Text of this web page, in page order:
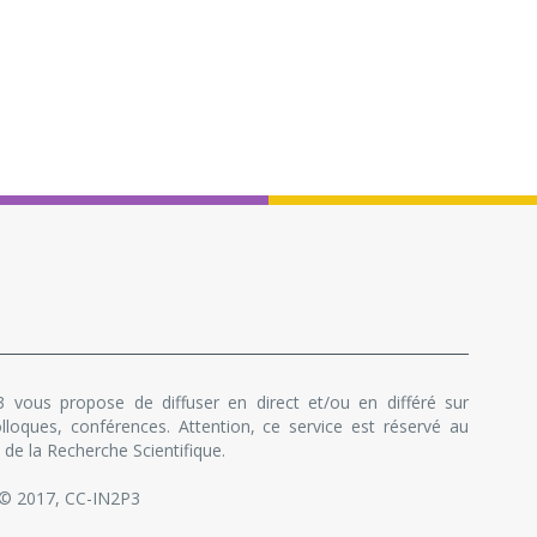
vous propose de diffuser en direct et/ou en différé sur
conférences. Attention, ce service est réservé au
la Recherche Scientifique.
2017, CC-IN2P3